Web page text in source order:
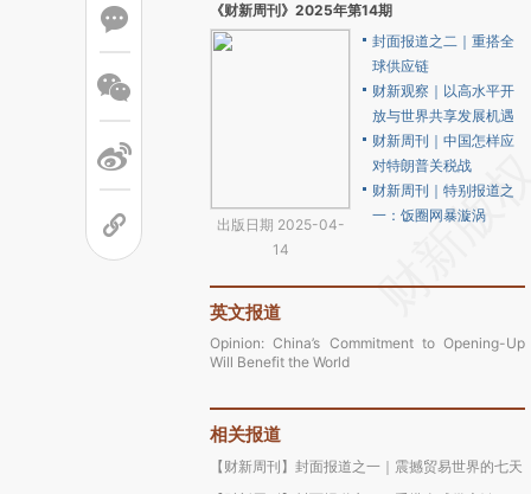
《财新周刊》2025年第14期
出版日期 2025-04-
14
封面报道之二｜重搭全
球供应链
财新观察｜以高水平开
放与世界共享发展机遇
财新周刊｜中国怎样应
对特朗普关税战
财新周刊｜特别报道之
一：饭圈网暴漩涡
英文报道
Opinion: China’s Commitment to Opening-Up
Will Benefit the World
相关报道
【财新周刊】封面报道之一｜震撼贸易世界的七天